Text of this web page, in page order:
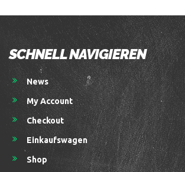
SCHNELL NAVIGIEREN
News
My Account
Checkout
Einkaufswagen
Shop